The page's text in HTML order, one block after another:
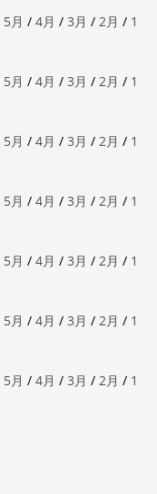
5月 / 4月 / 3月 / 2月 / 1
5月 / 4月 / 3月 / 2月 / 1
5月 / 4月 / 3月 / 2月 / 1
5月 / 4月 / 3月 / 2月 / 1
5月 / 4月 / 3月 / 2月 / 1
5月 / 4月 / 3月 / 2月 / 1
5月 / 4月 / 3月 / 2月 / 1